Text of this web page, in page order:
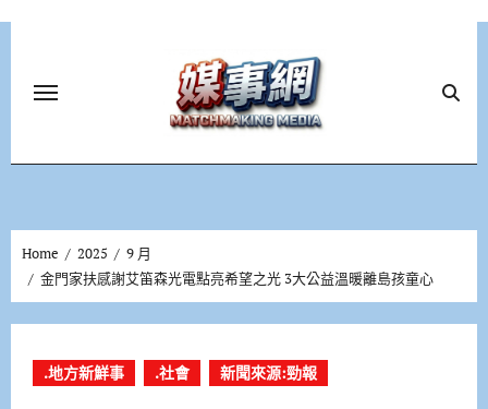
Home 2025
9 月
金門家扶感謝艾笛森光電點亮希望之光 3大公益溫暖離島孩童心
.地方新鮮事 .社會 新聞來源:勁報